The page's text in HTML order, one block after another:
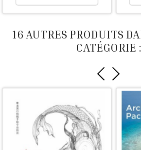
16 AUTRES PRODUITS
CATÉGORIE :